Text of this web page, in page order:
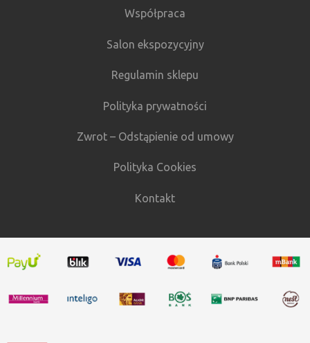
Współpraca
Salon ekspozycyjny
Regulamin sklepu
Polityka prywatności
Zwrot – Odstąpienie od umowy
Polityka Cookies
Kontakt